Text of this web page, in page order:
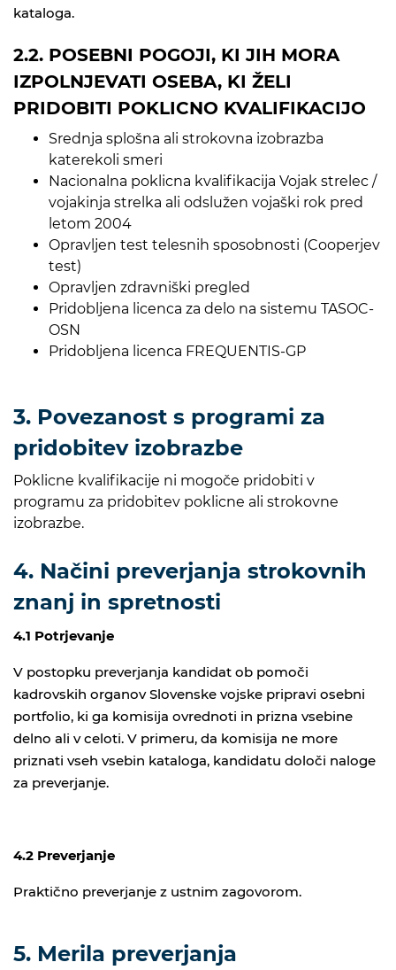
kataloga.
2.2. POSEBNI POGOJI, KI JIH MORA
IZPOLNJEVATI OSEBA, KI ŽELI
PRIDOBITI POKLICNO KVALIFIKACIJO
Srednja splošna ali strokovna izobrazba
katerekoli smeri
Nacionalna poklicna kvalifikacija Vojak strelec /
vojakinja strelka ali odslužen vojaški rok pred
letom 2004
Opravljen test telesnih sposobnosti (Cooperjev
test)
Opravljen zdravniški pregled
Pridobljena licenca za delo na sistemu TASOC-
OSN
Pridobljena licenca FREQUENTIS-GP
3. Povezanost s programi za
pridobitev izobrazbe
Poklicne kvalifikacije ni mogoče pridobiti v
programu za pridobitev poklicne ali strokovne
izobrazbe.
4. Načini preverjanja strokovnih
znanj in spretnosti
4.1 Potrjevanje
V postopku preverjanja kandidat ob pomoči
kadrovskih organov Slovenske vojske pripravi osebni
portfolio, ki ga komisija ovrednoti in prizna vsebine
delno ali v celoti. V primeru, da komisija ne more
priznati vseh vsebin kataloga, kandidatu določi naloge
za preverjanje.
4.2 Preverjanje
Praktično preverjanje z ustnim zagovorom.
5. Merila preverjanja